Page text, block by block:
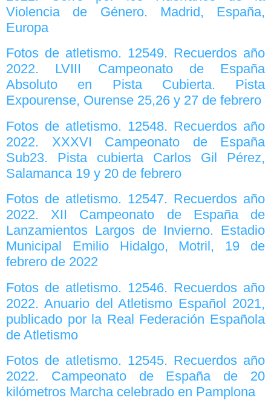
Violencia de Género. Madrid, España,
Europa
Fotos de atletismo. 12549. Recuerdos año
2022. LVIII Campeonato de España
Absoluto en Pista Cubierta. Pista
Expourense, Ourense 25,26 y 27 de febrero
Fotos de atletismo. 12548. Recuerdos año
2022. XXXVI Campeonato de España
Sub23. Pista cubierta Carlos Gil Pérez,
Salamanca 19 y 20 de febrero
Fotos de atletismo. 12547. Recuerdos año
2022. XII Campeonato de España de
Lanzamientos Largos de Invierno. Estadio
Municipal Emilio Hidalgo, Motril, 19 de
febrero de 2022
Fotos de atletismo. 12546. Recuerdos año
2022. Anuario del Atletismo Español 2021,
publicado por la Real Federación Española
de Atletismo
Fotos de atletismo. 12545. Recuerdos año
2022. Campeonato de España de 20
kilómetros Marcha celebrado en Pamplona